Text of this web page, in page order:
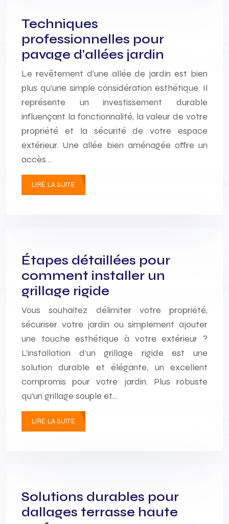
Techniques
professionnelles pour
pavage d’allées jardin
Le revêtement d’une allée de jardin est bien
plus qu’une simple considération esthétique. Il
représente un investissement durable
influençant la fonctionnalité, la valeur de votre
propriété et la sécurité de votre espace
extérieur. Une allée bien aménagée offre un
accès…
LIRE LA SUITE
Étapes détaillées pour
comment installer un
grillage rigide
Vous souhaitez délimiter votre propriété,
sécuriser votre jardin ou simplement ajouter
une touche esthétique à votre extérieur ?
L’installation d’un grillage rigide est une
solution durable et élégante, un excellent
compromis pour votre jardin. Plus robuste
qu’un grillage souple et…
LIRE LA SUITE
Solutions durables pour
dallages terrasse haute